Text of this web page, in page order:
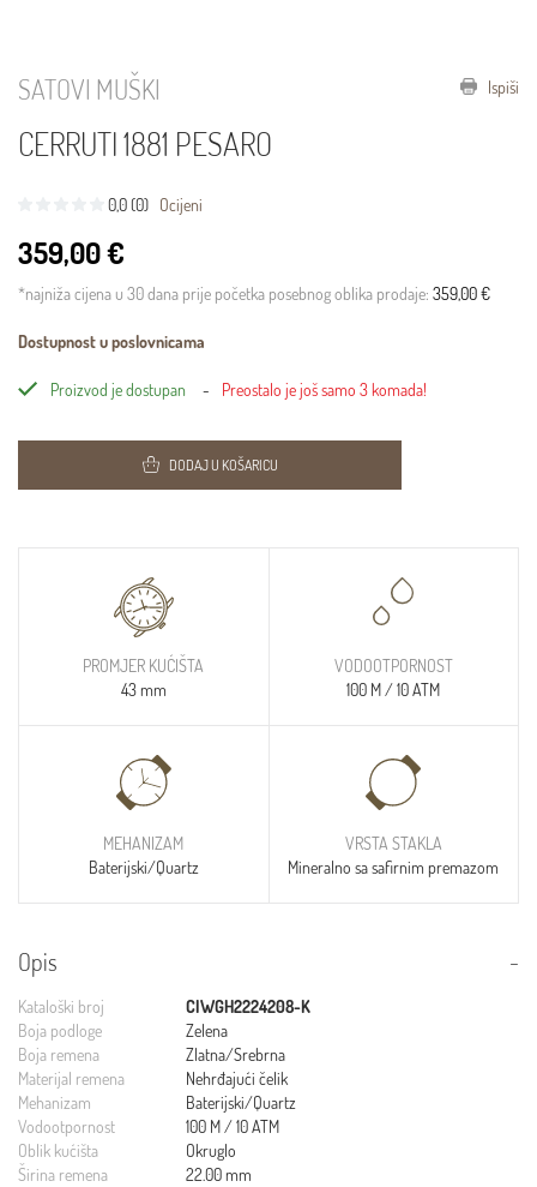
Ispiši
SATOVI MUŠKI
CERRUTI 1881 PESARO
0,0 (0) Ocijeni
359,00 €
*najniža cijena u 30 dana prije početka posebnog oblika prodaje: 359,00 €
Dostupnost u poslovnicama
Proizvod je dostupan Preostalo je još samo 3 komada!
DODAJ U KOŠARICU
PROMJER KUĆIŠTA
43 mm
VODOOTPORNOST
100 M / 10 ATM
MEHANIZAM
Baterijski/Quartz
VRSTA STAKLA
Mineralno sa safirnim premazom
Opis
Kataloški broj
CIWGH2224208-K
Boja podloge
Zelena
Boja remena
Zlatna/Srebrna
Materijal remena
Nehrđajući čelik
Mehanizam
Baterijski/Quartz
Vodootpornost
100 M / 10 ATM
Oblik kućišta
Okruglo
Širina remena
22.00 mm